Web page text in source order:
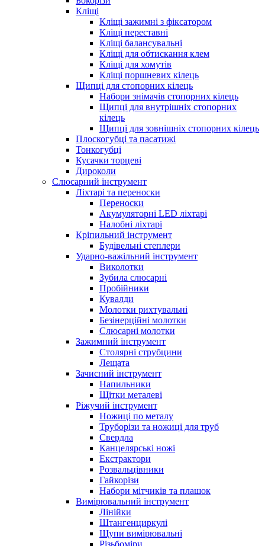
Кліщі
Кліщі зажимні з фіксатором
Кліщі переставні
Кліщі балансувальні
Кліщі для обтискання клем
Кліщі для хомутів
Кліщі поршневих кілець
Щипці для стопорних кілець
Набори знімачів стопорних кілець
Щипці для внутрішніх стопорних
кілець
Щипці для зовнішніх стопорних кілець
Плоскогубці та пасатижі
Тонкогубці
Кусачки торцеві
Дироколи
Слюсарний інструмент
Ліхтарі та переноски
Переноски
Акумуляторні LED ліхтарі
Налобні ліхтарі
Кріпильний інструмент
Будівельні степлери
Ударно-важільний інструмент
Виколотки
Зубила слюсарні
Пробійники
Кувалди
Молотки рихтувальні
Безінерційні молотки
Слюсарні молотки
Зажимний інструмент
Столярні струбцини
Лещата
Зачисний інструмент
Напильники
Щітки металеві
Ріжучий інструмент
Ножиці по металу
Труборізи та ножиці для труб
Свердла
Канцелярські ножі
Екстрактори
Розвальцівники
Гайкорізи
Набори мітчиків та плашок
Вимірювальний інструмент
Лінійки
Штангенциркулі
Щупи вимірювальні
Різьбоміри